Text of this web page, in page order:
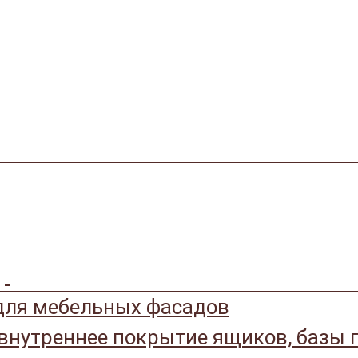
мебельных фасадов
покрытие ящиков, базы